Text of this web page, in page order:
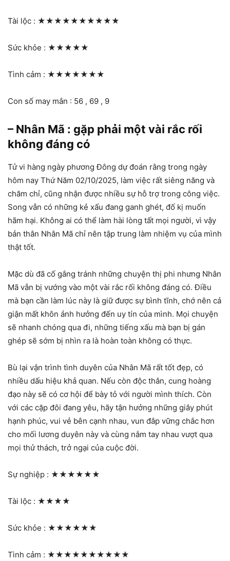
Tài lộc : ★★★★★★★★★★
Sức khỏe : ★★★★★
Tình cảm : ★★★★★★★
Con số may mắn : 56 , 69 , 9
– Nhân Mã : gặp phải một vài rắc rối
không đáng có
Tử vi hàng ngày phương Đông dự đoán rằng trong ngày
hôm nay Thứ Năm 02/10/2025, làm việc rất siêng năng và
chăm chỉ, cũng nhận được nhiều sự hỗ trợ trong công việc.
Song vẫn có những kẻ xấu đang ganh ghét, đố kị muốn
hãm hại. Không ai có thể làm hài lòng tất mọi người, vì vậy
bản thân Nhân Mã chỉ nên tập trung làm nhiệm vụ của mình
thật tốt.
Mặc dù đã cố gắng tránh những chuyện thị phi nhưng Nhân
Mã vẫn bị vướng vào một vài rắc rối không đáng có. Điều
mà bạn cần làm lúc này là giữ được sự bình tĩnh, chớ nên cả
giận mất khôn ảnh hưởng đến uy tín của mình. Mọi chuyện
sẽ nhanh chóng qua đi, những tiếng xấu mà bạn bị gán
ghép sẽ sớm bị nhìn ra là hoàn toàn không có thực.
Bù lại vận trình tình duyên của Nhân Mã rất tốt đẹp, có
nhiều dấu hiệu khả quan. Nếu còn độc thân, cung hoàng
đạo này sẽ có cơ hội để bày tỏ với người mình thích. Còn
với các cặp đôi đang yêu, hãy tận hưởng những giây phút
hạnh phúc, vui vẻ bên cạnh nhau, vun đắp vững chắc hơn
cho mối lương duyên này và cùng nắm tay nhau vượt qua
mọi thử thách, trở ngại của cuộc đời.
Sự nghiệp : ★★★★★★
Tài lộc : ★★★★
Sức khỏe : ★★★★★★
Tình cảm : ★★★★★★★★★★